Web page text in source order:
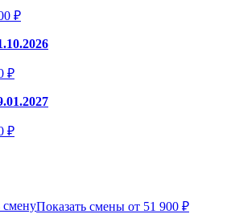
₽
₽
₽
Показать смены от 51 900 ₽